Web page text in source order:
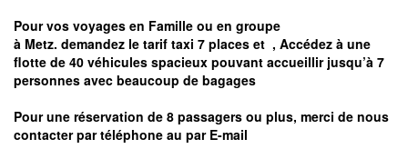
Pour vos voyages en Famille ou en groupe
à Metz. demandez le tarif taxi 7 places et , Accédez à une
flotte de 40 véhicules spacieux pouvant accueillir jusqu’à 7
personnes avec beaucoup de bagages
Pour une réservation de 8 passagers ou plus, merci de nous
contacter par téléphone au par E-mail